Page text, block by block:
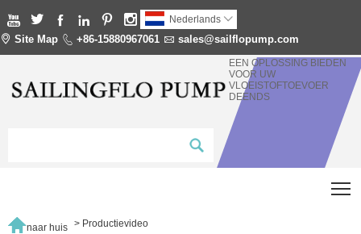
      Nederlands 
 Site Map  +86-15880967061  sales@sailflopump.com
EEN OPLOSSING BIEDEN
VOOR UW
VLOEISTOFTOEVOER
DEENDS
naar huis > Productievideo